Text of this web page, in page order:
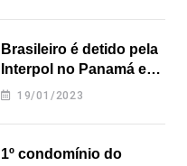
Brasileiro é detido pela
Interpol no Panamá e
pode pegar prisão
19/01/2023
1º condomínio do